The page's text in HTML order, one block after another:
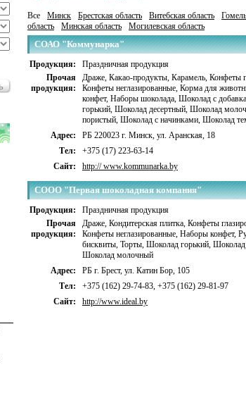
Все Минск Брестская область Витебская область
область
Минская область Могилевская область
СОАО "Коммунарка"
Продукция:
Праздничная продукция
Прочая
продукция:
Драже, Какао-продукты, Карамель, Конфеты
Конфеты неглазированные, Корма для
конфет, Наборы шоколада, Шоколад с
горький, Шоколад десертный, Шоколад
пористый, Шоколад с начинками, Шоколад
Адрес:
РБ 220023 г. Минск, ул. Аранская, 18
Тел:
+375 (17) 223-63-14
Сайт:
http:// www.kommunarka.by
CООО "Первая шоколадная компания"
Продукция:
Праздничная продукция
Прочая
продукция:
Драже, Кондитерская плитка, Конфеты
Конфеты неглазированные, Наборы конфет,
бисквиты, Торты, Шоколад горький, Шоколад
Шоколад молочный
Адрес:
РБ г. Брест, ул. Катин Бор, 105
Тел:
+375 (162) 29-74-83, +375 (162) 29-81-97
Сайт:
http://www.ideal.by